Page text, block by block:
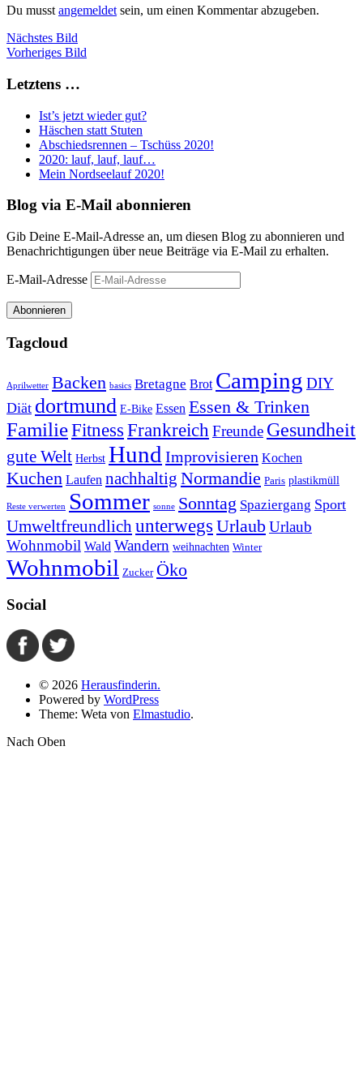
Du musst angemeldet sein, um einen Kommentar abzugeben.
Nächstes Bild
Vorheriges Bild
Letztens …
Ist’s jetzt wieder gut?
Häschen statt Stuten
Abschiedsrennen – Tschüss 2020!
2020: lauf, lauf, lauf…
Mein Nordseelauf 2020!
Blog via E-Mail abonnieren
Gib Deine E-Mail-Adresse an, um diesen Blog zu abonnieren und
Benachrichtigungen über neue Beiträge via E-Mail zu erhalten.
E-Mail-Adresse
Abonnieren
Tagcloud
Aprilwetter Backen basics Bretagne Brot Camping DIY
Diät dortmund E-Bike Essen Essen & Trinken
FamilieFitness Frankreich Freunde Gesundheit
gute Welt Herbst Hund Improvisieren Kochen
Kuchen Laufen nachhaltig Normandie Paris plastikmüll
Reste verwerten Sommer sonne Sonntag Spaziergang Sport
Umweltfreundlich unterwegs UrlaubUrlaub
Wohnmobil Wald Wandern weihnachten Winter
Wohnmobil Zucker Öko
Social
© 2026 Herausfinderin.
Powered by WordPress
Theme: Weta von Elmastudio.
Nach Oben